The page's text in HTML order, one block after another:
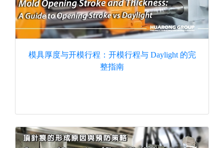
模具厚度与开模行程：开模行程与 Daylight 的完
整指南